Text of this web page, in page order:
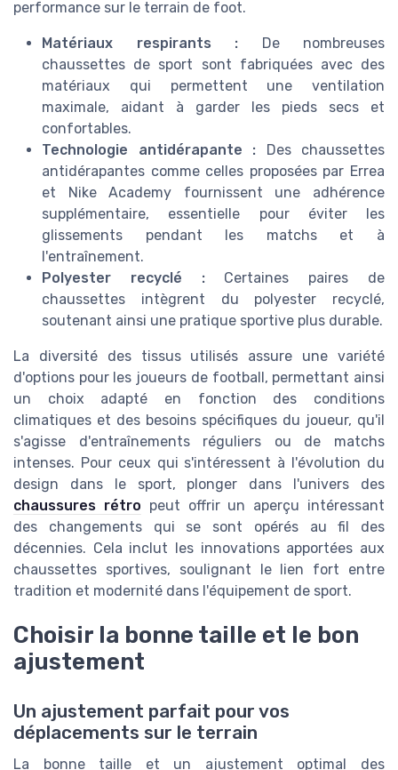
performance sur le terrain de foot.
Matériaux respirants : De nombreuses
chaussettes de sport sont fabriquées avec des
matériaux qui permettent une ventilation
maximale, aidant à garder les pieds secs et
confortables.
Technologie antidérapante : Des chaussettes
antidérapantes comme celles proposées par Errea
et Nike Academy fournissent une adhérence
supplémentaire, essentielle pour éviter les
glissements pendant les matchs et à
l'entraînement.
Polyester recyclé :Certaines paires de
chaussettes intègrent du polyester recyclé,
soutenant ainsi une pratique sportive plus durable.
La diversité des tissus utilisés assure une variété
d'options pour les joueurs de football, permettant ainsi
un choix adapté en fonction des conditions
climatiques et des besoins spécifiques du joueur, qu'il
s'agisse d'entraînements réguliers ou de matchs
intenses. Pour ceux qui s'intéressent à l'évolution du
design dans le sport, plonger dans l'univers des
chaussures rétro peut offrir un aperçu intéressant
des changements qui se sont opérés au fil des
décennies. Cela inclut les innovations apportées aux
chaussettes sportives, soulignant le lien fort entre
tradition et modernité dans l'équipement de sport.
Choisir la bonne taille et le bon
ajustement
Un ajustement parfait pour vos
déplacements sur le terrain
La bonne taille et un ajustement optimal des